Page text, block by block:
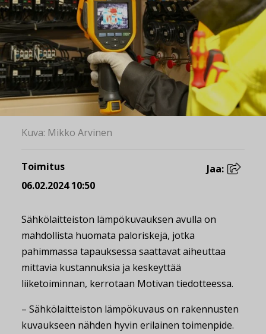
Kuva: Mikko Arvinen
Toimitus
06.02.2024 10:50
Jaa:
Sähkölaitteiston lämpökuvauksen avulla on
mahdollista huomata paloriskejä, jotka
pahimmassa tapauksessa saattavat aiheuttaa
mittavia kustannuksia ja keskeyttää
liiketoiminnan, kerrotaan Motivan tiedotteessa.
– Sähkölaitteiston lämpökuvaus on rakennusten
kuvaukseen nähden hyvin erilainen toimenpide.